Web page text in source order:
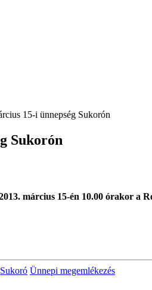
15-i ünnepség Sukorón
Sukorón
március 15-én 10.00 órakor a
Sukoró Ünnepi megemlékezés